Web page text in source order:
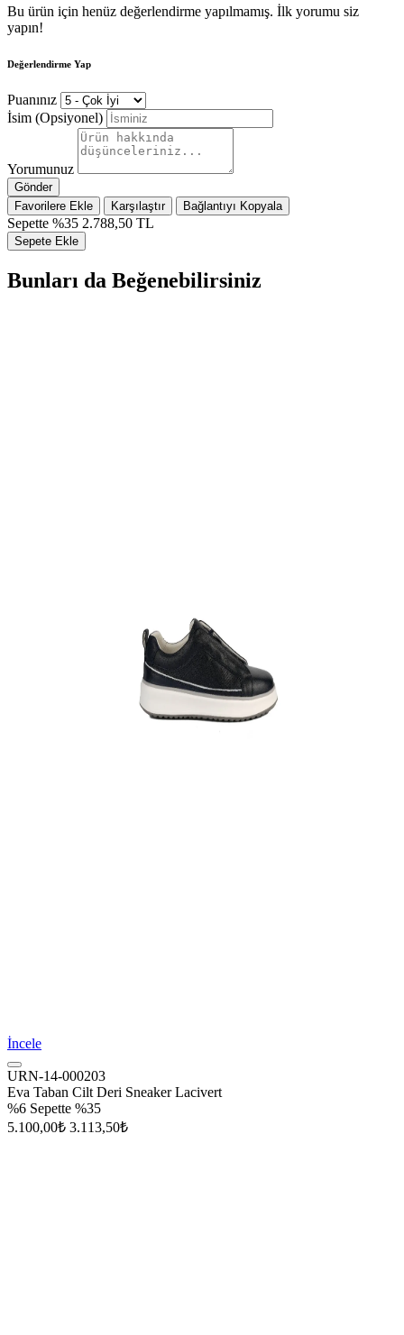
Bu ürün için henüz değerlendirme yapılmamış. İlk yorumu siz
yapın!
Değerlendirme Yap
Puanınız
İsim (Opsiyonel)
Yorumunuz
Gönder
Favorilere Ekle
Karşılaştır Bağlantıyı Kopyala
Sepette %35 2.788,50 TL
Sepete Ekle
Bunları da Beğenebilirsiniz
İncele
URN-14-000203
Eva Taban Cilt Deri Sneaker Lacivert
%6 Sepette %35
5.100,00₺ 3.113,50₺